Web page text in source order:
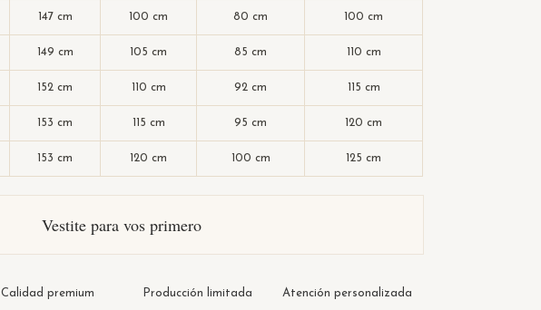
147 cm 100 cm 80 cm 100 cm
149 cm 105 cm 85 cm 110 cm
152 cm 110 cm 92 cm 115 cm
153 cm 115 cm 95 cm 120 cm
153 cm 120 cm 100 cm 125 cm
Vestite para vos primero
Calidad premium Producción limitada Atención personalizada